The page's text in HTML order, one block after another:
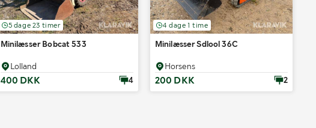
5 dage 23 timer
Minilæsser Bobcat 533
Lolland
400 DKK 4
4 dage 1 time
Minilæsser Sdlool 36C
Horsens
200 DKK 2